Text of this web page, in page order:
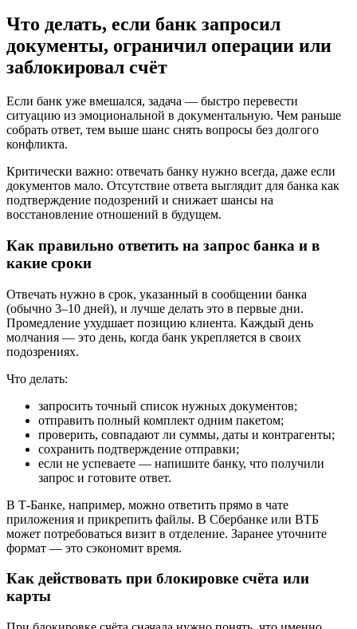
Что делать, если банк запросил
документы, ограничил операции или
заблокировал счёт
Если банк уже вмешался, задача — быстро перевести
ситуацию из эмоциональной в документальную. Чем раньше
собрать ответ, тем выше шанс снять вопросы без долгого
конфликта.
Критически важно: отвечать банку нужно всегда, даже если
документов мало. Отсутствие ответа выглядит для банка как
подтверждение подозрений и снижает шансы на
восстановление отношений в будущем.
Как правильно ответить на запрос банка и в
какие сроки
Отвечать нужно в срок, указанный в сообщении банка
(обычно 3–10 дней), и лучше делать это в первые дни.
Промедление ухудшает позицию клиента. Каждый день
молчания — это день, когда банк укрепляется в своих
подозрениях.
Что делать:
запросить точный список нужных документов;
отправить полный комплект одним пакетом;
проверить, совпадают ли суммы, даты и контрагенты;
сохранить подтверждение отправки;
если не успеваете — напишите банку, что получили
запрос и готовите ответ.
В Т-Банке, например, можно ответить прямо в чате
приложения и прикрепить файлы. В Сбербанке или ВТБ
может потребоваться визит в отделение. Заранее уточните
формат — это сэкономит время.
Как действовать при блокировке счёта или
карты